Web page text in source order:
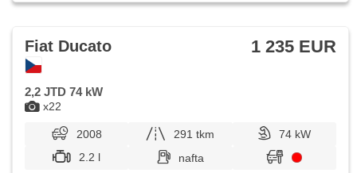
x22
Fiat Ducato 1 235 EUR
2,2 JTD 74 kW
2008 291 tkm
74 kW
2.2 l
nafta